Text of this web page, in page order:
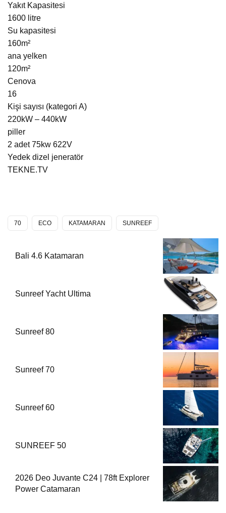
Yakıt Kapasitesi
1600 litre
Su kapasitesi
160m²
ana yelken
120m²
Cenova
16
Kişi sayısı (kategori A)
220kW – 440kW
piller
2 adet 75kw 622V
Yedek dizel jeneratör
TEKNE.TV
70 ECO KATAMARAN SUNREEF
Bali 4.6 Katamaran
Sunreef Yacht Ultima
Sunreef 80
Sunreef 70
Sunreef 60
SUNREEF 50
2026 Deo Juvante C24 | 78ft Explorer
Power Catamaran